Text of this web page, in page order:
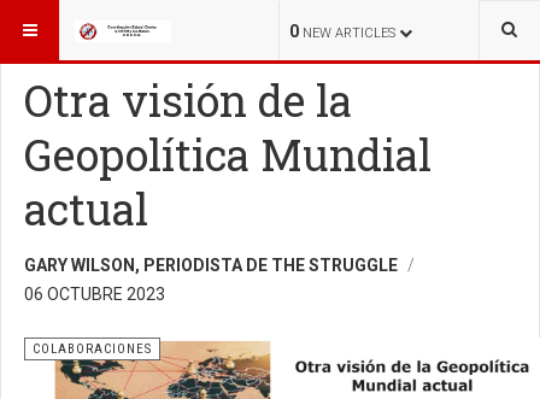
0 NEW ARTICLES
ESTÁ AQUÍ: INICIO COLABORACIONES
Otra visión de la
Geopolítica Mundial
actual
GARY WILSON, PERIODISTA DE THE STRUGGLE
06 OCTUBRE 2023
COLABORACIONES